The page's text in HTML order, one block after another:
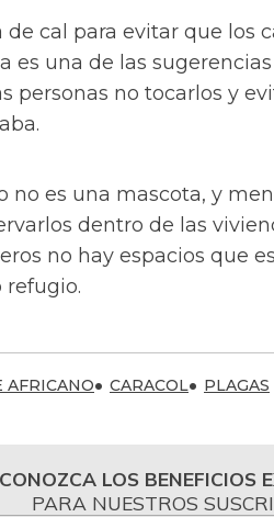
de cal para evitar que los
es una de las
personas no tocarlos y
no es una mascota, y
dentro de las
no hay espacios que
refugio.
AFRICANO CARACOL PLAGAS
CONOZCA LOS BENEFICIOS
PARA NUESTROS